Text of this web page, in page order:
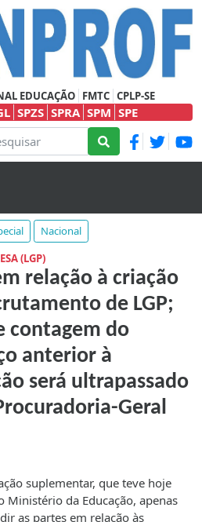
EDUCAÇÃO FMTC CPLP-SE
SPZS SPRA SPM SPE
Nacional
(LGP)
relação à criação
de LGP;
contagem do
anterior à
será ultrapassado
Geral
suplementar, que teve hoje
Ministério da Educação, apenas
as partes em relação às